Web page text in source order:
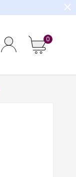
close
0